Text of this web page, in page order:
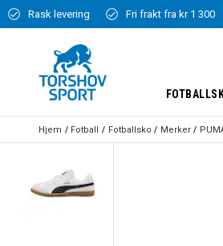
Rask levering Fri frakt fra kr 1 300
Hjem Fotball Fotballsko Merker